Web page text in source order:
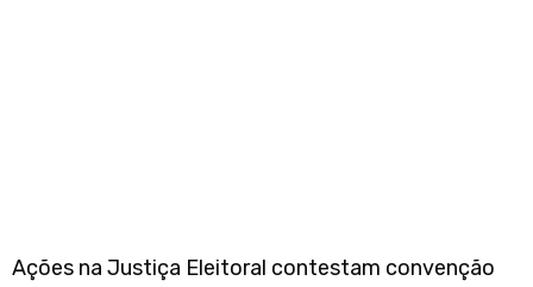
Ações na Justiça Eleitoral contestam convenção